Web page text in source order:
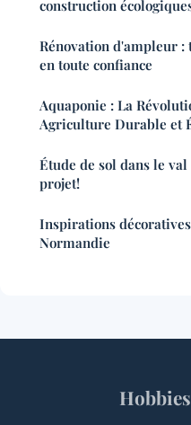
construction
Rénovation d'ampleur
en toute confiance
Aquaponie : La
Agriculture Durable et
Étude de sol dans le
projet!
Inspirations
Normandie